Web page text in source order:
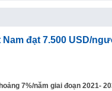
đạt 7.500 USD/
7%/năm giai đoạn 2021-